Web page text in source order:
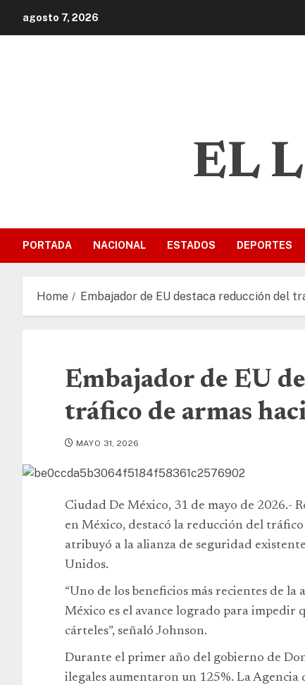
agosto 7, 2026
EL
PORTADA NACIONAL ESTADOS DEPORTES
Home Embajador de EU destaca reducción del
Embajador de EU
tráfico de armas
MAYO 31, 2026
Ciudad De México, 31 de mayo de 2026.-
en México, destacó la reducción del tráfico
atribuyó a la alianza de seguridad
Unidos.
“Uno de los beneficios más recientes de
México es el avance logrado para impedir
cárteles”, señaló Johnson.
Durante el primer año del gobierno de
ilegales aumentaron un 125%. La Agencia